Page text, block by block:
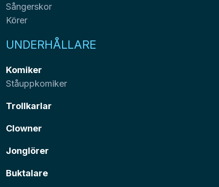
Sångerskor
Körer
UNDERHÅLLARE
Komiker
Ståuppkomiker
Trollkarlar
Clowner
Jonglörer
Buktalare